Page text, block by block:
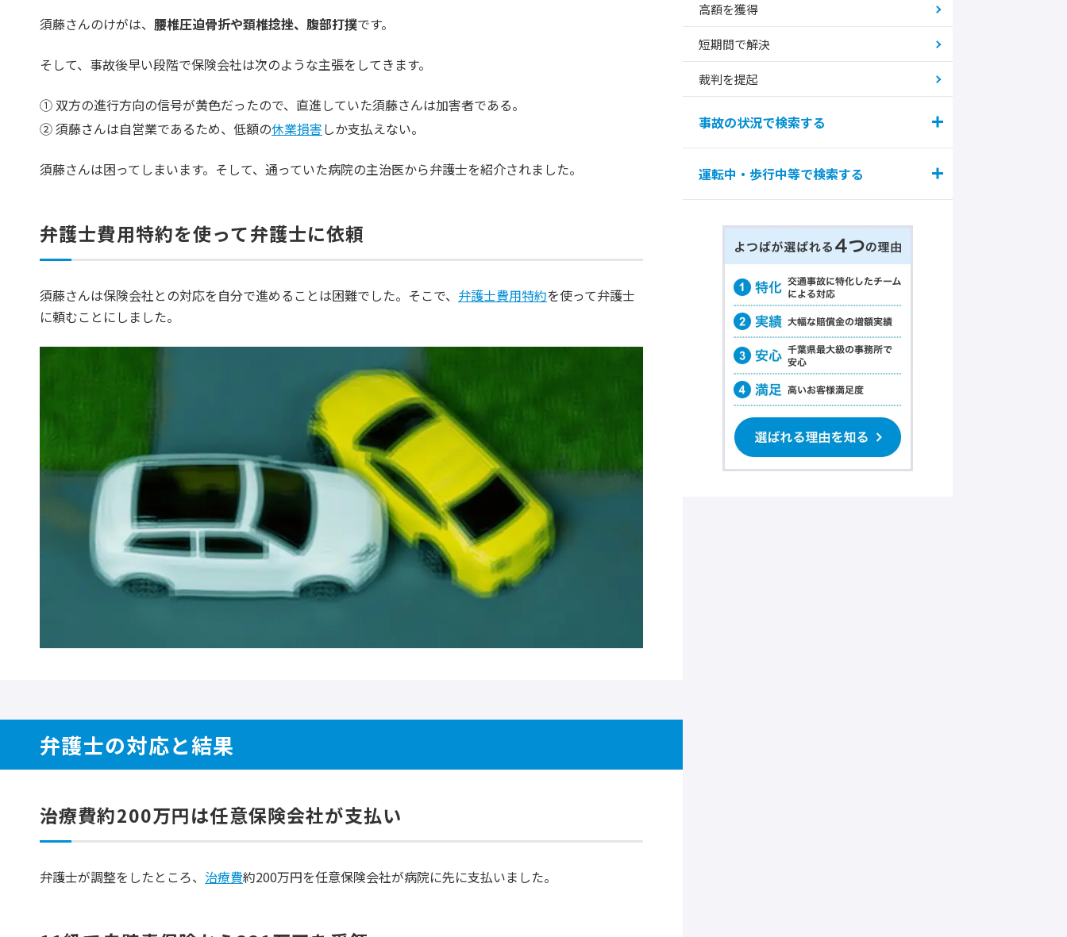
須藤さんのけがは、 腰椎圧迫骨折や頚椎捻挫、腹部打撲です。
そして、事故後早い段階で保険会社は次のような主張をしてきます。
双方の進行方向の信号が黄色だったので、直進していた須藤さんは加害者である。
須藤さんは自営業であるため、低額の休業損害しか支払えない。
須藤さんは困ってしまいます。そして、通っていた病院の主治医から弁護士を紹介されました。
弁護士費用特約を使って弁護士に依頼
須藤さんは保険会社との対応を自分で進めることは困難でした。そこで、 弁護士費用特約を使って弁護士
に頼むことにしました。
弁護士の対応と結果
治療費約200万円は任意保険会社が支払い
弁護士が調整をしたところ、 治療費約200万円を任意保険会社が病院に先に支払いました。
高額を獲得
短期間で解決
裁判を提起
事故の状況で検索する
運転中・歩行中等で検索する